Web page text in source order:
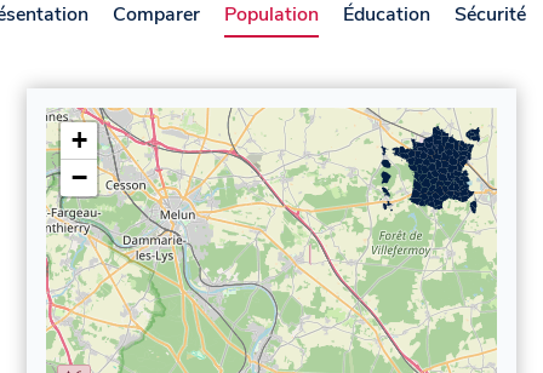
Comparer Population Éducation Sécurité
+
−